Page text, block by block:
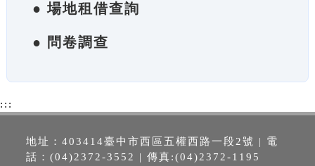
● 場地租借查詢
● 問卷調查
:::
地址：403414臺中市西區五權西路一段2號 | 電
話：(04)2372-3552 | 傳真:(04)2372-1195